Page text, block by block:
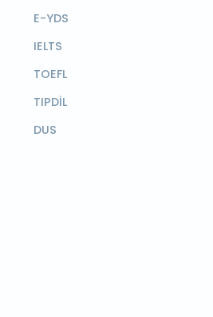
E-YDS
IELTS
TOEFL
TIPDİL
DUS